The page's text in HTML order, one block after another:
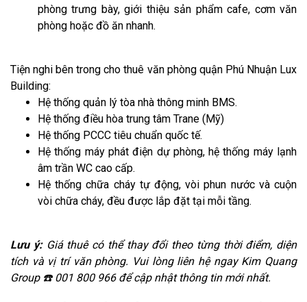
phòng trưng bày, giới thiệu sản phẩm cafe, cơm văn
phòng hoặc đồ ăn nhanh.
Tiện nghi bên trong cho thuê văn phòng quận Phú Nhuận Lux
Building:
Hệ thống quản lý tòa nhà thông minh BMS.
Hệ thống điều hòa trung tâm Trane (Mỹ)
Hệ thống PCCC tiêu chuẩn quốc tế.
Hệ thống máy phát điện dự phòng, hệ thống máy lạnh
âm trần WC cao cấp.
Hệ thống chữa cháy tự động, vòi phun nước và cuộn
vòi chữa cháy, đều được lắp đặt tại mỗi tầng.
Lưu ý: Giá thuê có thể thay đổi theo từng thời điểm, diện
tích và vị trí văn phòng. Vui lòng liên hệ ngay Kim Quang
Group ☎️ 001 800 966 để cập nhật thông tin mới nhất.